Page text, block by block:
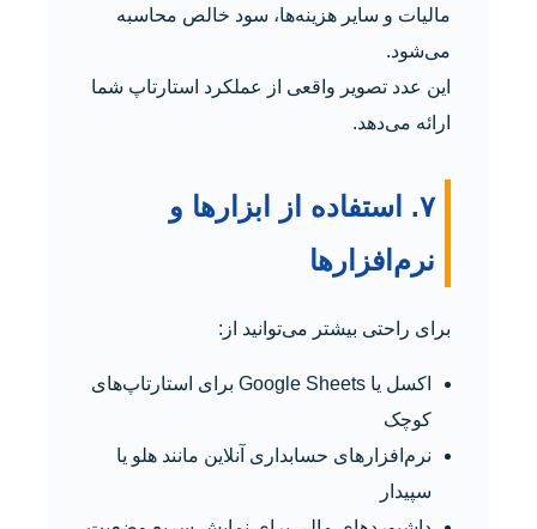
مالیات و سایر هزینه‌ها، سود خالص محاسبه
می‌شود.
این عدد تصویر واقعی از عملکرد استارتاپ شما
ارائه می‌دهد.
۷. استفاده از ابزارها و
نرم‌افزارها
برای راحتی بیشتر می‌توانید از:
اکسل یا Google Sheets برای استارتاپ‌های
کوچک
نرم‌افزارهای حسابداری آنلاین مانند هلو یا
سپیدار